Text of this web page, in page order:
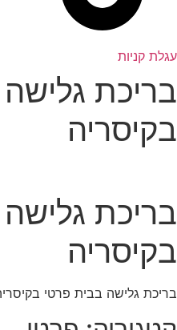
עגלת קניות
בריכת
בקיסריה
בריכת
בקיסריה
בריכת גלישה בבית פרטי